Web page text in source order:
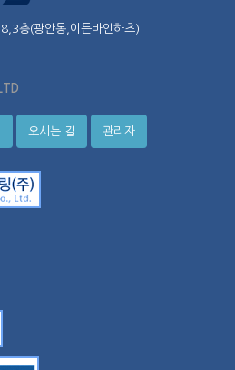
층(광안동,이든바인하츠)
오시는 길 관리자